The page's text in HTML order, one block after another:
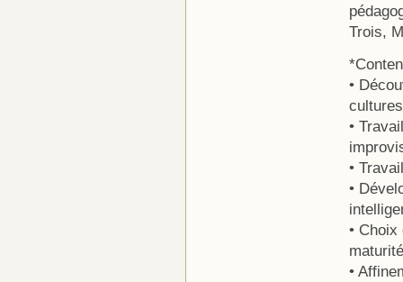
Trois,
•
•
•
•
•
•